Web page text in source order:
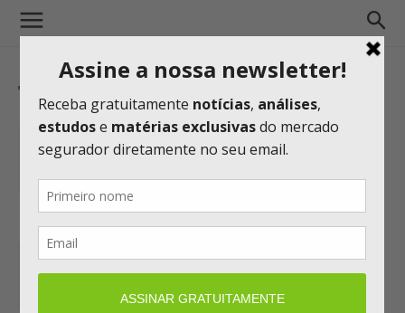
TAG: CATÁSTROFES
Helene e Milton devem somar
indenizações entre US$ 35 bi e US$
55 bi,...
14/10/2024 16:03
para setor de seguros entre US$ 10,5
bi e...